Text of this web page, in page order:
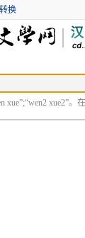
换
xue”;“wen2 xue2”。